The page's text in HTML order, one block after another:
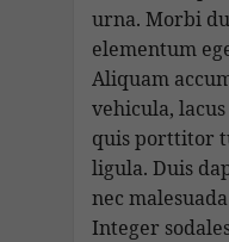
k p
n
k
urna. Morbi
elementum
Aliquam
vehicula,
quis porttitor
ligula. Duis
nec
Integer